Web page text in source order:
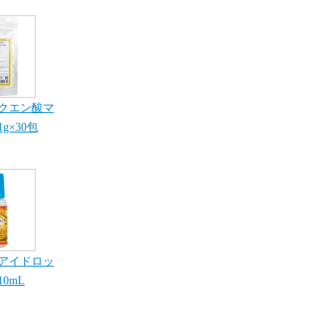
エン酸マ
包
イドロッ